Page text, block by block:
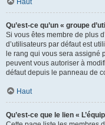
Haut
Qu’est-ce qu’un « groupe
Si vous êtes membre de plus
d’utilisateurs par défaut est
le rang qui vous sera assigné
peuvent vous autoriser à
défaut depuis le panneau de
Haut
Qu’est-ce que le lien «